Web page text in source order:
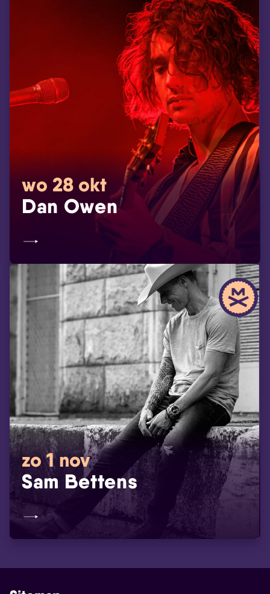
wo 28 okt
Dan Owen
zo 1 nov
Sam Bettens